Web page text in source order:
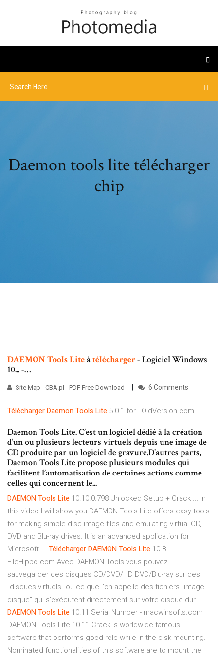
Daemon tools lite télécharger
chip
DAEMONToolsLiteàtélécharger- Logiciel Windows
10... -…
Site Map - CBA.pl - PDF Free Download 6 Comments
Télécharger Daemon Tools Lite 5.0.1 for - OldVersion.com
Daemon Tools Lite. C’est un logiciel dédié à la création
d’un ou plusieurs lecteurs virtuels depuis une image de
CD produite par un logiciel de gravure.D’autres parts,
Daemon Tools Lite propose plusieurs modules qui
facilitent l’automatisation de certaines actions comme
celles qui concernent le...
DAEMON Tools Lite 10.10.0.798 Unlocked Setup + Crack ... In
this video I will show you DAEMON Tools Lite offers easy tools
for making simple disc image files and emulating virtual CD,
DVD and Blu-ray drives. It is an advanced application for
Microsoft ... Télécharger DAEMON Tools Lite 10.8 -
FileHippo.com Avec DAEMON Tools vous pouvez
sauvegarder des disques CD/DVD/HD DVD/Blu-ray sur des
"disques virtuels" ou ce que l'on appelle des fichiers "image
disque" qui s'exécutent directement sur votre disque dur.
DAEMON Tools Lite 10.11 Serial Number - macwinsofts.com
DAEMON Tools Lite 10.11 Crack is worldwide famous
software that performs good role while in the disk mounting.
Nominated functionalities of this software are to mount the